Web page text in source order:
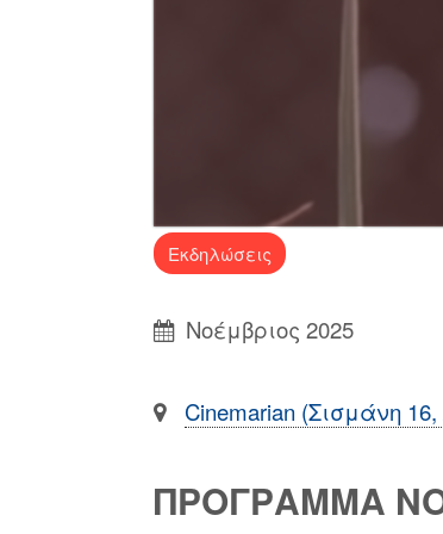
Εκδηλώσεις
Νοέμβριος 2025
Cinemarian (Σισμάνη
ΠΡΟΓΡΑΜΜΑ